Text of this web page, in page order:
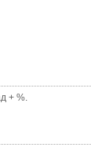
+ %.